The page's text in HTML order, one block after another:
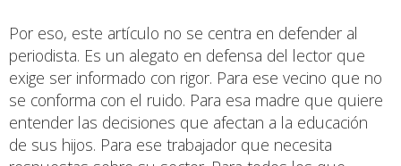
Por eso, este artículo no se centra en defender al
periodista. Es un alegato en defensa del lector que
exige ser informado con rigor. Para ese vecino que no
se conforma con el ruido. Para esa madre que quiere
entender las decisiones que afectan a la educación
de sus hijos. Para ese trabajador que necesita